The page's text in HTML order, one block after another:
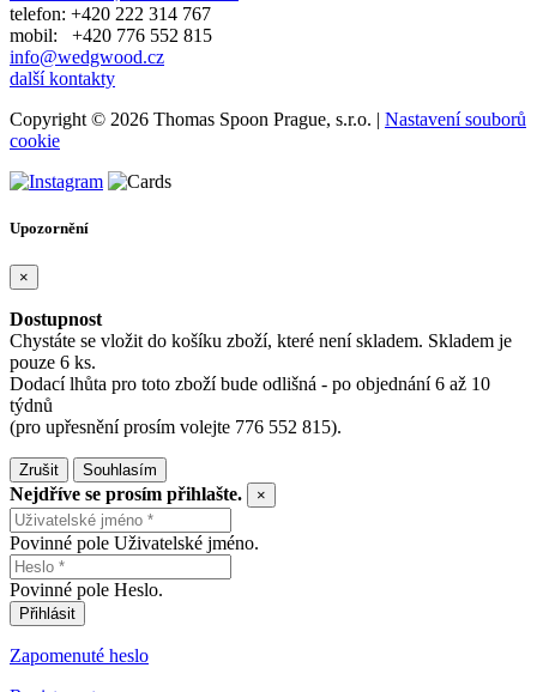
telefon: +420 222 314 767
mobil: +420 776 552 815
info@wedgwood.cz
další kontakty
Copyright © 2026 Thomas Spoon Prague, s.r.o. | Nastavení souborů
cookie
Upozornění
×
Dostupnost
Chystáte se vložit do košíku zboží, které není skladem. Skladem je
pouze 6 ks.
Dodací lhůta pro toto zboží bude odlišná - po objednání 6 až 10
týdnů
(pro upřesnění prosím volejte 776 552 815).
Zrušit Souhlasím
Nejdříve se prosím přihlašte. ×
Povinné pole Uživatelské jméno.
Povinné pole Heslo.
Přihlásit
Zapomenuté heslo